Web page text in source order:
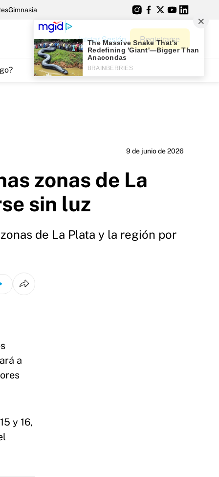
Gimnasia
Iniciar Sesión Registrarse
9 de junio de 2026
zonas de La
sin luz
de La Plata y la región por
a
y 16,